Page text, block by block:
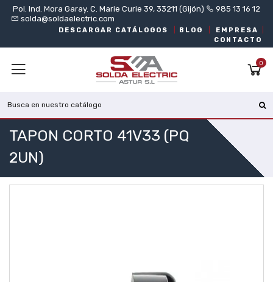
Pol. Ind. Mora Garay. C. Marie Curie 39, 33211 (Gijón)
985 13 16 12
solda@soldaelectric.com
DESCARGAR CATÁLOGOS BLOG EMPRESA
CONTACTO
0
TAPON CORTO 41V33 (PQ
2UN)